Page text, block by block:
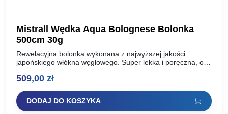
Mistrall Wędka Aqua Bolognese Bolonka
500cm 30g
Rewelacyjna bolonka wykonana z najwyższej jakości
japońskiego włókna węglowego. Super lekka i poręczna, o
przelotki sic, antypoślizgowa…
509,00 zł
DODAJ DO KOSZYKA